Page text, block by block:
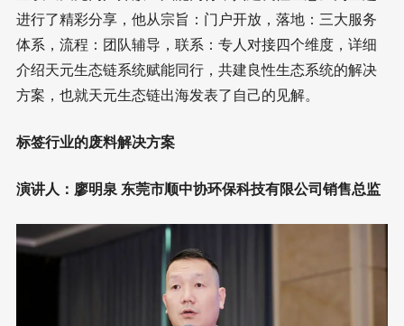
进行了精彩分享，他从宗旨：门户开放，落地：三大服务
体系，流程：团队辅导，联系：专人对接四个维度，详细
介绍天元生态链系统赋能同行，共建良性生态系统的解决
方案，也就天元生态链出海发表了自己的见解。
标签行业的废料解决方案
演讲人：廖明泉 东莞市顺中协环保科技有限公司销售总监